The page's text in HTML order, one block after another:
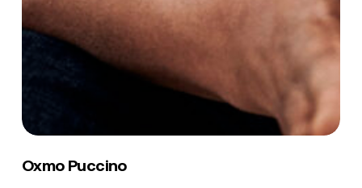
Puccino
Oxmo Puccino